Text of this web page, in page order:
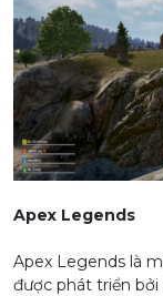
Apex Legends
Apex Legends là
được phát triển